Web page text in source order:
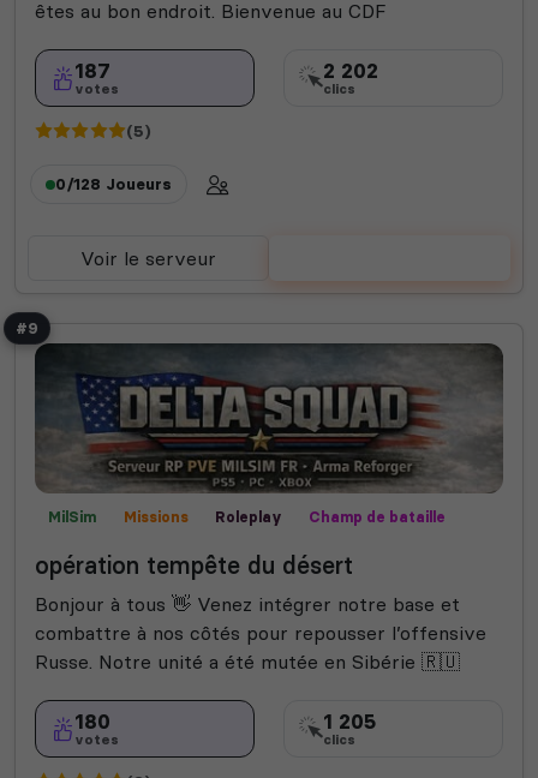
êtes au bon endroit. Bienvenue au CDF
187
votes
2 202
clics
(5)
0/128 Joueurs
Voir le serveur
#9
MilSim Missions Roleplay Champ de bataille
opération tempête du désert
Bonjour à tous 👋 Venez intégrer notre base et
combattre à nos côtés pour repousser l’offensive
Russe. Notre unité a été mutée en Sibérie 🇷🇺
180
votes
1 205
clics